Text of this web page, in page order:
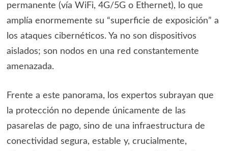
permanente (vía WiFi, 4G/5G o Ethernet), lo que
amplía enormemente su “superficie de exposición” a
los ataques cibernéticos. Ya no son dispositivos
aislados; son nodos en una red constantemente
amenazada.
Frente a este panorama, los expertos subrayan que
la protección no depende únicamente de las
pasarelas de pago, sino de una infraestructura de
conectividad segura, estable y, crucialmente,